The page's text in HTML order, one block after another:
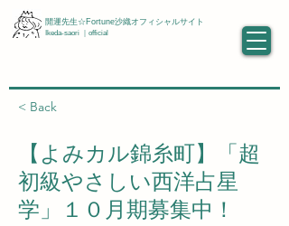
開運先生☆Fortune沙織オフィシャルサイト
Ikeda-saori ｜official
< Back
【よみカル錦糸町】「超
初級やさしい西洋占星
学」１０月期募集中！